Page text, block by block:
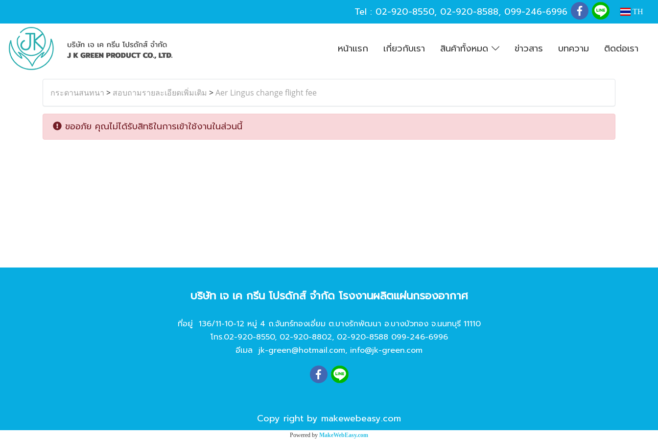
Tel : 02-920-8550, 02-920-8588, 099-246-6996 TH
หน้าแรก เกี่ยวกับเรา สินค้าทั้งหมด ข่าวสาร บทความ ติดต่อเรา
กระดานสนทนา > สอบถามรายละเอียดเพิ่มเติม >Aer Lingus change flight fee
ขออภัย คุณไม่ได้รับสิทธิในการเข้าใช้งานในส่วนนี้
บริษัท เจ เค กรีน โปรดักส์ จํากัด โรงงานผลิตแผ่นกรองอากาศ
ที่อยู่ 136/11-10-12 หมู่ 4 ถ.จันทร์ทองเอี่ยม ต.บางรักพัฒนา อ.บางบัวทอง จ.นนทบุรี 11110
โทร.02-920-8550, 02-920-8802, 02-920-8588 099-246-6996
อีเมล jk-green@hotmail.com, info@jk-green.com
Copy right by makewebeasy.com
Powered by MakeWebEasy.com